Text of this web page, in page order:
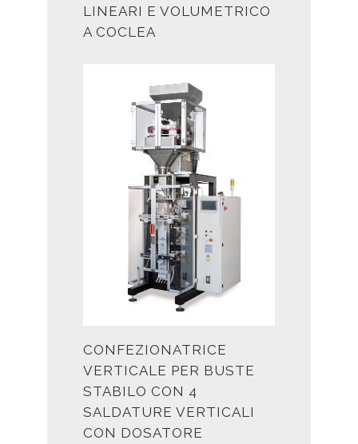
LINEARI E VOLUMETRICO
A COCLEA
CONFEZIONATRICE
VERTICALE PER BUSTE
STABILO CON 4
SALDATURE VERTICALI
CON DOSATORE